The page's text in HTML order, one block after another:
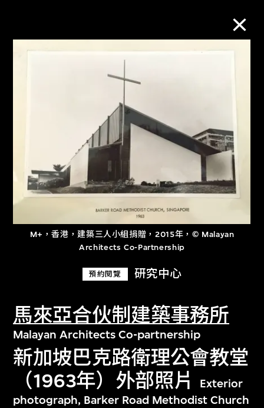
M+，香港，建築三人小組捐贈，2015年，© Malayan
Architects Co-Partnership
預約閱覽 研究中心
馬來亞合伙制建築事務所
Malayan Architects Co-partnership
新加坡巴克路衛理公會教堂
（1963年）外部照片
Exterior
photograph, Barker Road Methodist Church
M+藏品
關於M+藏品
探索世界頂級的二十及二十一世紀視覺
文化藏品。